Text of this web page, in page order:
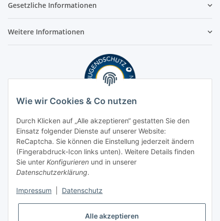
Gesetzliche Informationen
Weitere Informationen
Wie wir Cookies & Co nutzen
Durch Klicken auf „Alle akzeptieren“ gestatten Sie den
Einsatz folgender Dienste auf unserer Website:
ReCaptcha. Sie können die Einstellung jederzeit ändern
(Fingerabdruck-Icon links unten). Weitere Details finden
Sie unter Konfigurieren und in unserer
Datenschutzerklärung.
Impressum Datenschutz
Alle akzeptieren